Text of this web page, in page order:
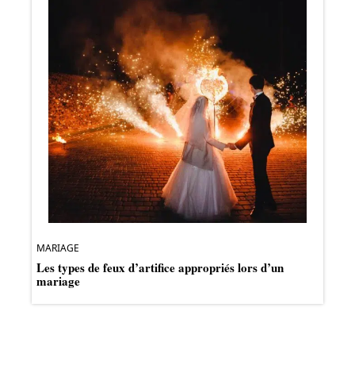
MARIAGE
Les types de feux d’artifice appropriés lors d’un
mariage